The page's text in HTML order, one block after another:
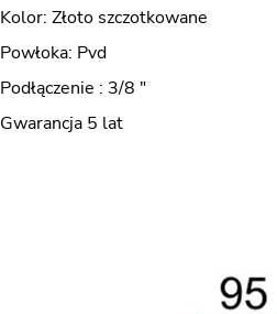
Kolor: Złoto szczotkowane
Powłoka: Pvd
Podłączenie : 3/8 "
Gwarancja 5 lat